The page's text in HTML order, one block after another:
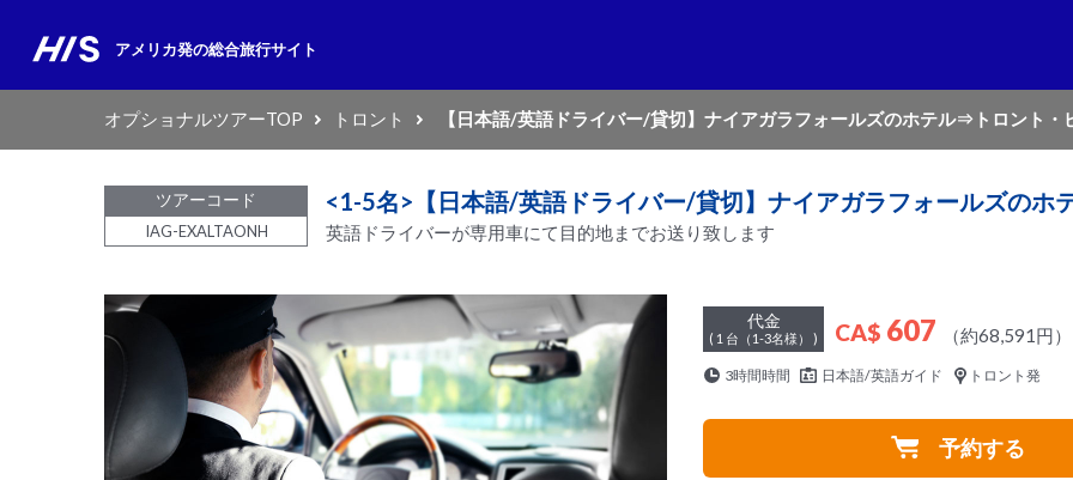
アメリカ発の総合旅行サイト
オプショナルツアーTOP トロント 【日本語/英語ドライバー/貸切】ナイアガラフォールズのホテル⇒トロント・
ツアーコード
IAG-EXALTAONH
<1-5名>【日本語/英語ドライバー/貸切】ナイアガラフォールズの
英語ドライバーが専用車にて目的地までお送り致します
代金
( 1 台（1-3名様） ) CA$ 607 （約68,591円）
3時間時間 日本語/英語ガイド トロント発
予約する